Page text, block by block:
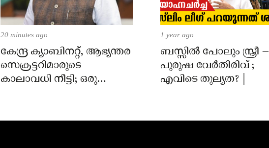
20 minutes ago
കേന്ദ്ര ക്യാബിനറ്റ്, ആഭ്യന്തര
സെക്രട്ടറിമാരുടെ
കാലാവധി നീട്ടി; ഒരു
1 year ago
ബസ്സിൽ പോലും സ്ത്രീ –
പുരുഷ വേർതിരിവ് ;
എവിടെ തുല്യത? |